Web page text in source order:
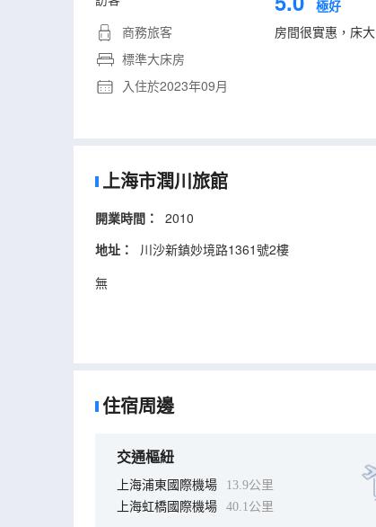
商務旅客
標準大床房
入住於2023年09月
極好
房間很實惠，床大
上海市潤川旅館
開業時間：
2010
地址：
川沙新鎮妙境路1361號2樓
無
住宿周邊
交通樞紐
上海浦東國際機場
13.9公里
上海虹橋國際機場
40.1公里